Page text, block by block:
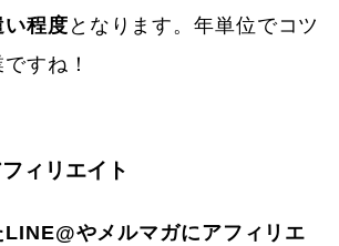
い程度 となります。年単位でコツ
すね！
ィリエイト
LINE@やメルマガにアフィリエ